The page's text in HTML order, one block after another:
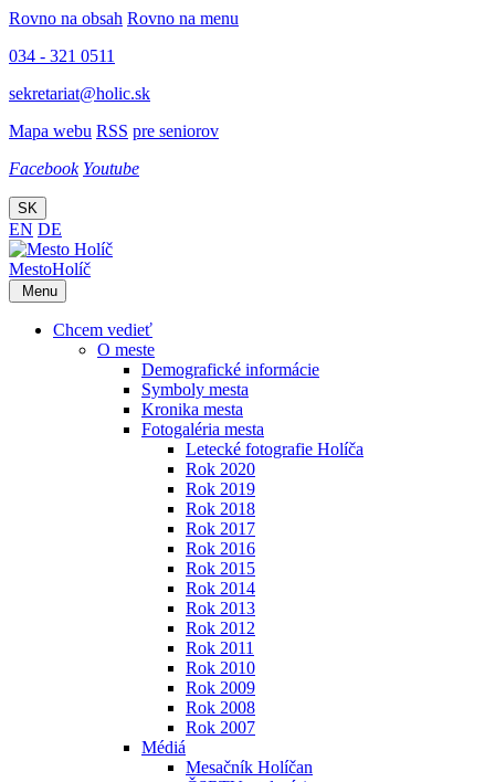
Rovno na obsah Rovno na menu
034 - 321 0511
sekretariat@holic.sk
Mapa webu RSS pre seniorov
Facebook Youtube
SK
EN DE
MestoHolíč
Menu
Chcem vedieť
O meste
Demografické informácie
Symboly mesta
Kronika mesta
Fotogaléria mesta
Letecké fotografie Holíča
Rok 2020
Rok 2019
Rok 2018
Rok 2017
Rok 2016
Rok 2015
Rok 2014
Rok 2013
Rok 2012
Rok 2011
Rok 2010
Rok 2009
Rok 2008
Rok 2007
Médiá
Mesačník Holíčan